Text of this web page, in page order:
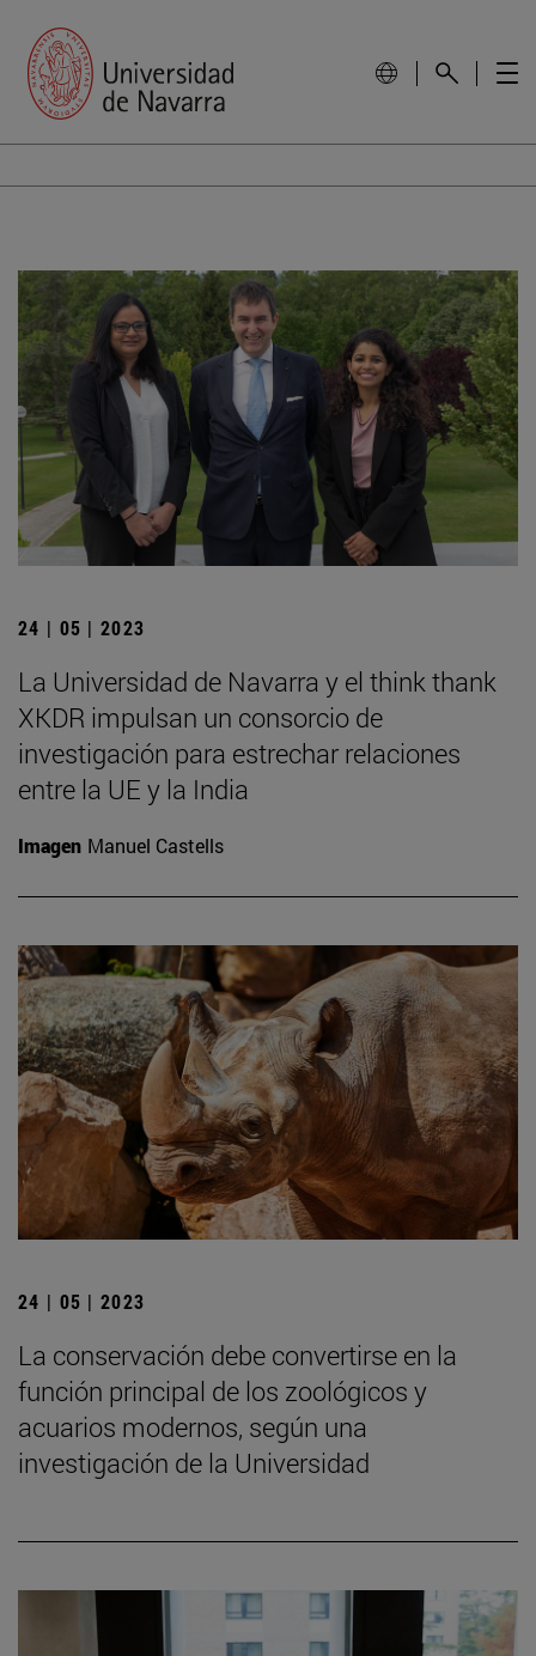
24 | 05 | 2023
La Universidad de Navarra y el think thank
XKDR impulsan un consorcio de
investigación para estrechar relaciones
entre la UE y la India
Imagen Manuel Castells
24 | 05 | 2023
La conservación debe convertirse en la
función principal de los zoológicos y
acuarios modernos, según una
investigación de la Universidad